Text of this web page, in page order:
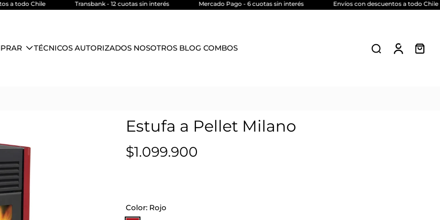
Chile Transbank - 12 cuotas sin interés Mercado Pago - 6 cuotas sin interés Envíos con descuentos a todo Chile
TÉCNICOS AUTORIZADOS NOSOTROS BLOG COMBOS
Estufa a Pellet Milano
$1.099.900
Color: Rojo